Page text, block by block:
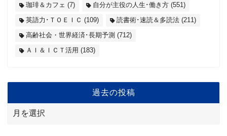
珈琲＆カフェ (7) 自分が主役の人生･働き方 (551)
英語力･ＴＯＥＩＣ (109) 読書術･速読＆多読法 (211)
高齢社会・世界経済･長期予測 (712)
ＡＩ＆ＩＣＴ活用 (183)
過去の投稿